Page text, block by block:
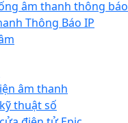
âm thanh thông báo
Thông Báo IP
âm thanh
thuật số